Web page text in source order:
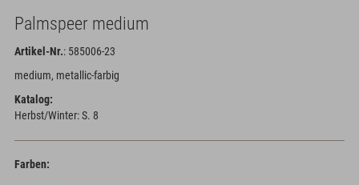
Palmspeer medium
Artikel-Nr.: 585006-23
medium, metallic-farbig
Katalog:
Herbst/Winter: S. 8
Farben: